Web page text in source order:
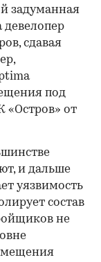
задуманная
девелопер
сдавая
под
«Остров» от
и дальше
уязвимость
состав
не